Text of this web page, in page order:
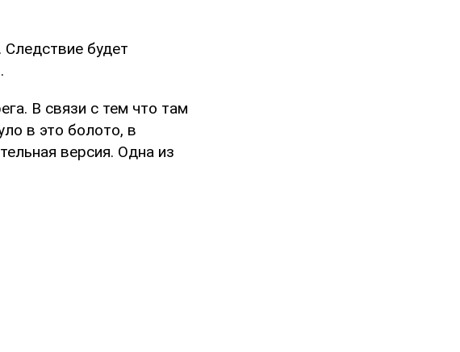
Следствие будет
В связи с тем что там
в это болото, в
версия. Одна из